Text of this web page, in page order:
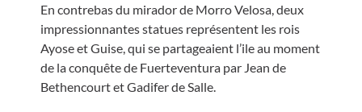
En contrebas du mirador de Morro Velosa, deux
impressionnantes statues représentent les rois
Ayose et Guise, qui se partageaient l’ile au moment
de la conquête de Fuerteventura par Jean de
Bethencourt et Gadifer de Salle.